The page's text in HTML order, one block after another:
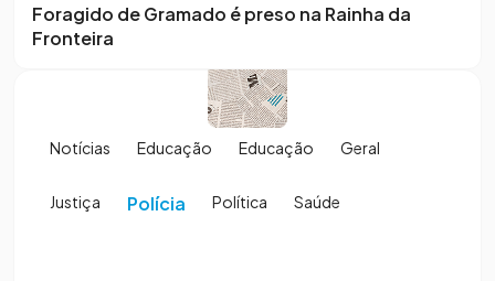
Foragido de Gramado é preso na Rainha da
Fronteira
Notícias Educação Educação Geral
Justiça Polícia Política Saúde